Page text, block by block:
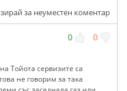
за неуместен коментар
0 0
Тойота сервизите са
не говорим за така